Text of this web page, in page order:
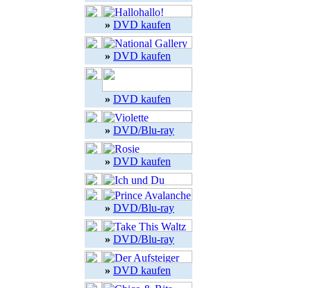
» DVD kaufen
» DVD kaufen
» DVD kaufen
» DVD/Blu-ray
» DVD kaufen
» DVD/Blu-ray
» DVD/Blu-ray
» DVD kaufen